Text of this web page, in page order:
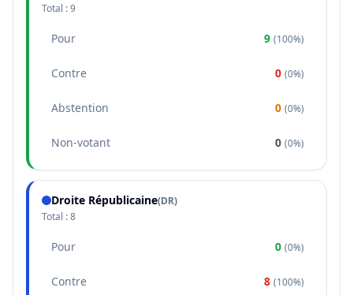
Total :9
Pour 9 (100%)
Contre 0 (0%)
Abstention 0 (0%)
Non-votant 0 (0%)
Droite Républicaine(DR)
Total :8
Pour 0 (0%)
Contre 8 (100%)